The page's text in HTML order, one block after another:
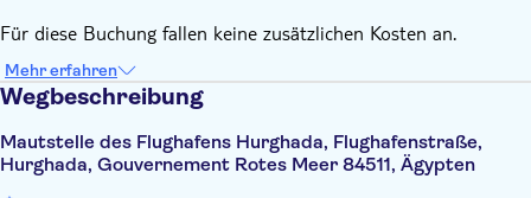
Für diese Buchung fallen keine zusätzlichen Kosten an.
Mehr erfahren
Wegbeschreibung
Mautstelle des Flughafens Hurghada, Flughafenstraße,
Hurghada, Gouvernement Rotes Meer 84511, Ägypten